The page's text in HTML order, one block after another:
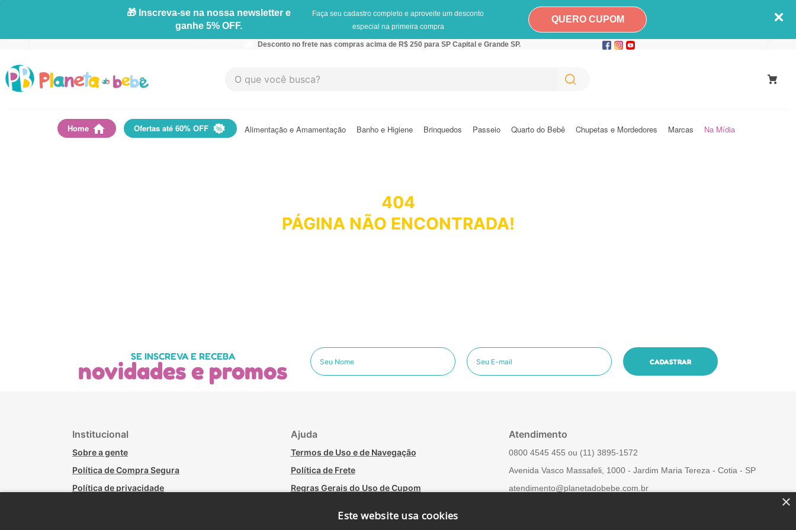
🎁 Inscreva-se na nossa newsletter e
ganhe 5% OFF.
Faça seu cadastro completo e aproveite um desconto
especial na primeira compra
QUERO CUPOM
Desconto no frete nas compras acima de R$ 250 para SP Capital e Grande SP.
O que você busca?
Home Ofertas até 60% OFF Alimentação e Amamentação Banho e Higiene Brinquedos Passeio Quarto do Bebê Chupetas e Mordedores Marcas Na Mídia
404
PÁGINA NÃO ENCONTRADA!
SE INSCREVA E RECEBA
novidades e promos
Institucional
Sobre a gente
Política de Compra Segura
Política de privacidade
Ajuda
Termos de Uso e de Navegação
Política de Frete
Regras Gerais do Uso de Cupom
Atendimento
0800 4545 455‬ ou (11) 3895-1572
Avenida Vasco Massafeli, 1000 - Jardim Maria Tereza - Cotia - SP
atendimento@planetadobebe.com.br
×
Este website usa cookies